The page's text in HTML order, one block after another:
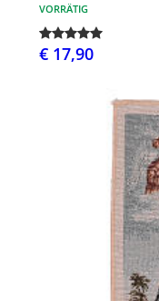
VORRÄTIG
€ 17,90